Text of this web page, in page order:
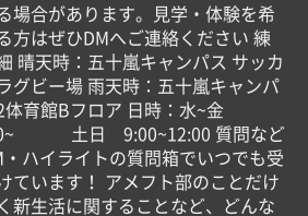
場合があります。見学・体験を希
方はぜひDMへご連絡ください 練
晴天時：五十嵐キャンパス サッカ
グビー場 雨天時：五十嵐キャンパ
体育館Bフロア 日時：水~金
土日 9:00~12:00 質問など
・ハイライトの質問箱でいつでも受
ています！ アメフト部のことだけ
新生活に関することなど、どんな